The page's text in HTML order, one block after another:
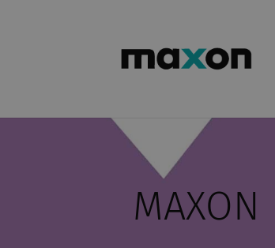
MAXON